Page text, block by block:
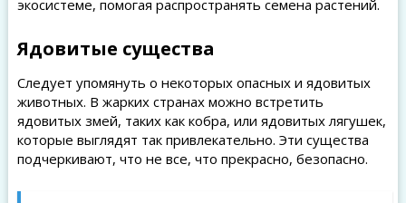
экосистеме, помогая распространять семена растений.
Ядовитые существа
Следует упомянуть о некоторых опасных и ядовитых
животных. В жарких странах можно встретить
ядовитых змей, таких как кобра, или ядовитых лягушек,
которые выглядят так привлекательно. Эти существа
подчеркивают, что не все, что прекрасно, безопасно.